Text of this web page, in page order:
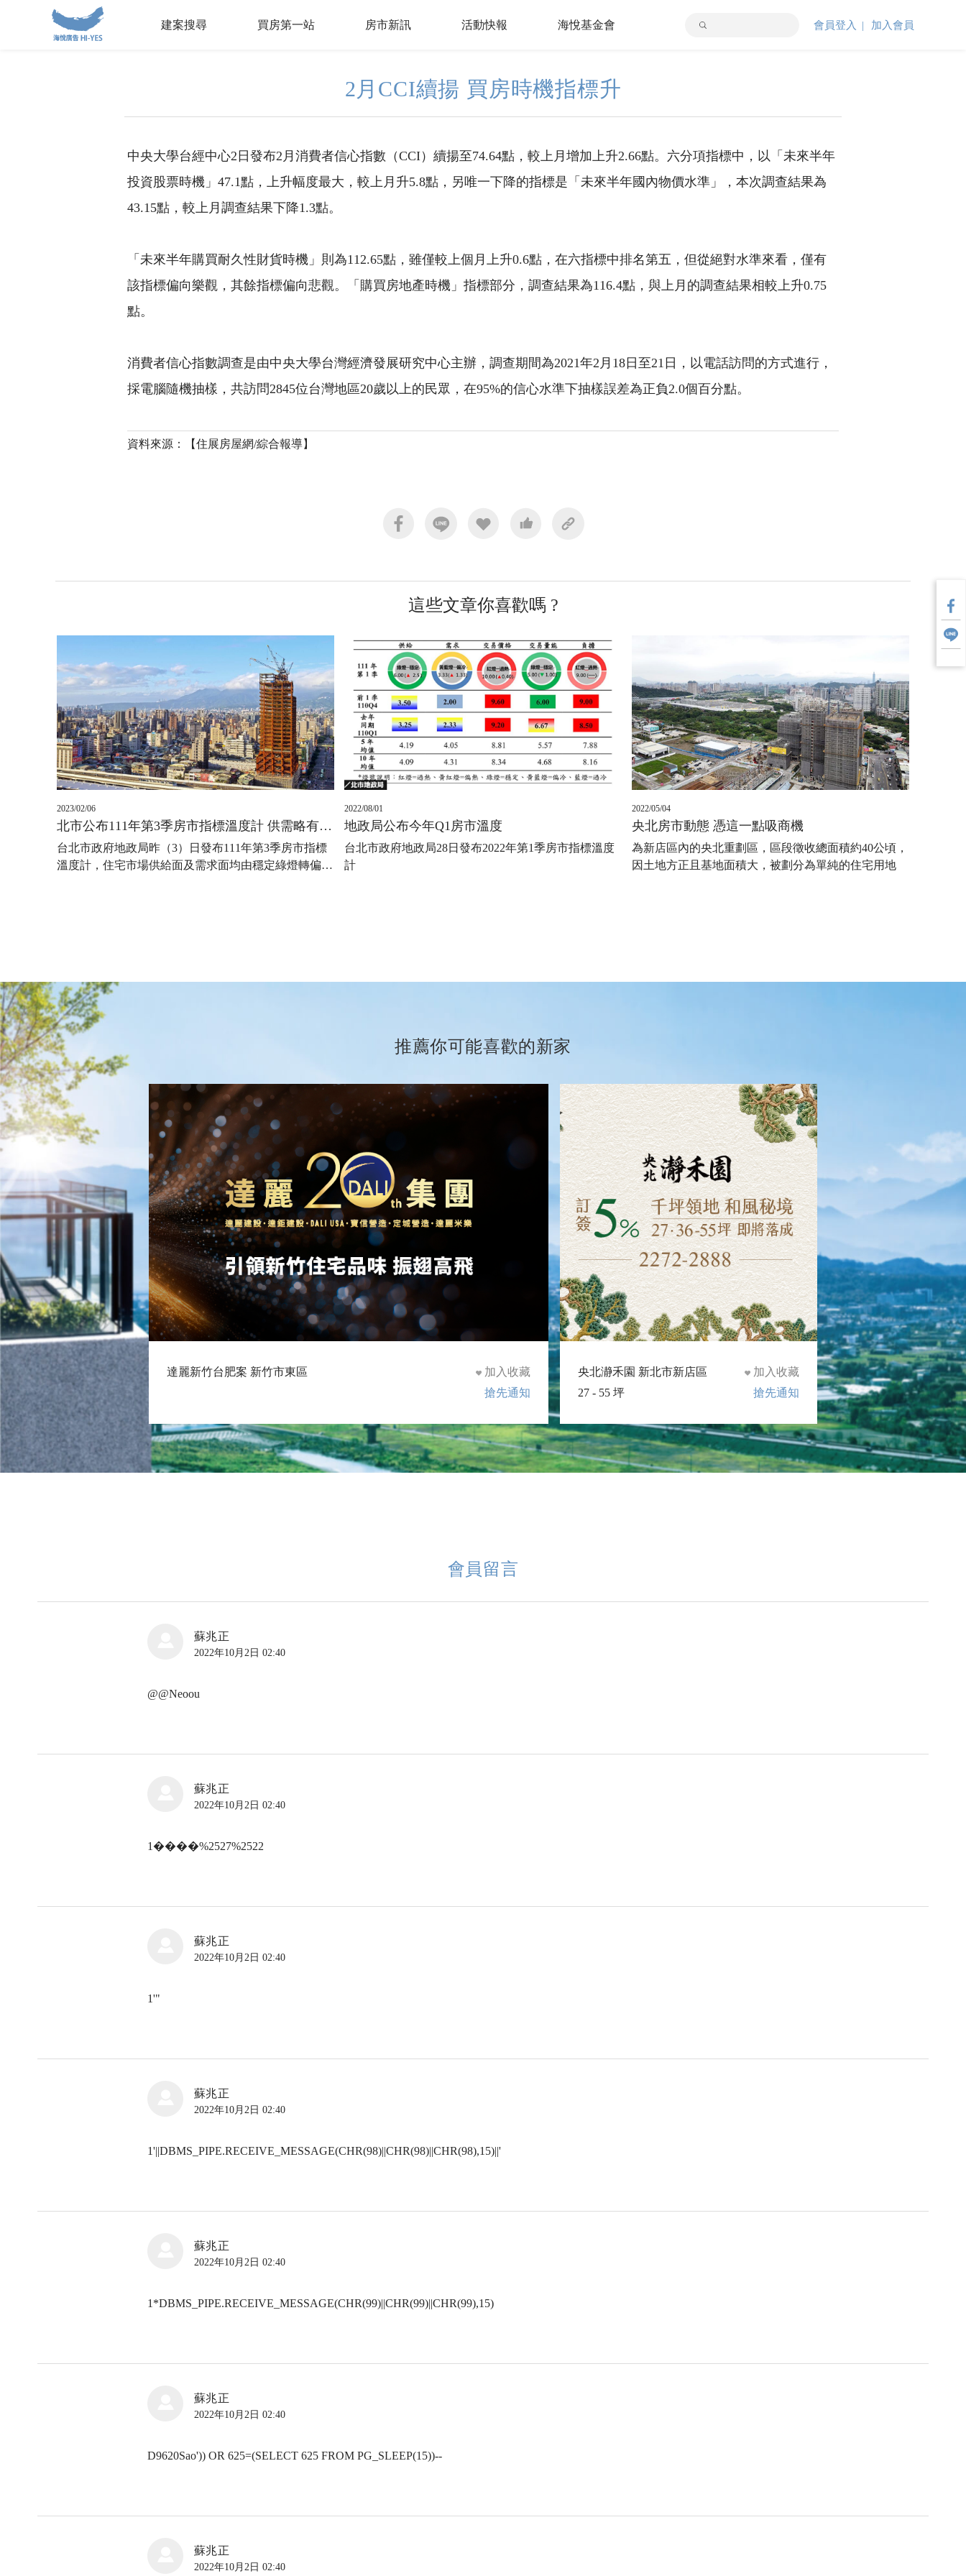
建案搜尋 買房第一站 房市新訊 活動快報 海悅基金會 會員登入 加入會員
2月CCI續揚 買房時機指標升
中央大學台經中心2日發布2月消費者信心指數（CCI）續揚至74.64點，較上月增加上升2.66點。六分項指標中，以「未來半年
投資股票時機」47.1點，上升幅度最大，較上月升5.8點，另唯一下降的指標是「未來半年國內物價水準」，本次調查結果為
43.15點，較上月調查結果下降1.3點。
「未來半年購買耐久性財貨時機」則為112.65點，雖僅較上個月上升0.6點，在六指標中排名第五，但從絕對水準來看，僅有
該指標偏向樂觀，其餘指標偏向悲觀。「購買房地產時機」指標部分，調查結果為116.4點，與上月的調查結果相較上升0.75
點。
消費者信心指數調查是由中央大學台灣經濟發展研究中心主辦，調查期間為2021年2月18日至21日，以電話訪問的方式進行，
採電腦隨機抽樣，共訪問2845位台灣地區20歲以上的民眾，在95%的信心水準下抽樣誤差為正負2.0個百分點。
資料來源：【住展房屋網/綜合報導】
這些文章你喜歡嗎 ?
2023/02/06
北市公布111年第3季房市指標溫度計 供需略有升溫但價格居高量能偏冷
​​​​​​​台北市政府地政局昨（3）日發布111年第3季房市指標
溫度計，住宅市場供給面及需求面均由穩定綠燈轉偏…
2022/08/01
地政局公布今年Q1房市溫度
台北市政府地政局28日發布2022年第1季房市指標溫度
計
2022/05/04
央北房市動態 憑這一點吸商機
為新店區內的央北重劃區，區段徵收總面積約40公頃，
因土地方正且基地面積大，被劃分為單純的住宅用地
推薦你可能喜歡的新家
達麗新竹台肥案 新竹市東區
加入收藏
搶先通知
央北瀞禾園 新北市新店區
27 - 55 坪
加入收藏
搶先通知
會員留言
蘇兆正
2022年10月2日 02:40
@@Neoou
蘇兆正
2022年10月2日 02:40
1����%2527%2522
蘇兆正
2022年10月2日 02:40
1'"
蘇兆正
2022年10月2日 02:40
1'||DBMS_PIPE.RECEIVE_MESSAGE(CHR(98)||CHR(98)||CHR(98),15)||'
蘇兆正
2022年10月2日 02:40
1*DBMS_PIPE.RECEIVE_MESSAGE(CHR(99)||CHR(99)||CHR(99),15)
蘇兆正
2022年10月2日 02:40
D9620Sao')) OR 625=(SELECT 625 FROM PG_SLEEP(15))--
蘇兆正
2022年10月2日 02:40